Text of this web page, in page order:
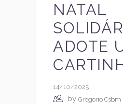
NATAL
ADOTE
14/10/2025
by Gregorio Csbm